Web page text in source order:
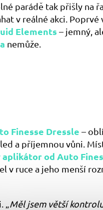
parádě tak přišly na
v reálné akci.
Elements – jemný,
nemůže.
Finesse Dressle –
a příjemnou vůni.
od Auto
v ruce a jeho menší
„Měl jsem větší